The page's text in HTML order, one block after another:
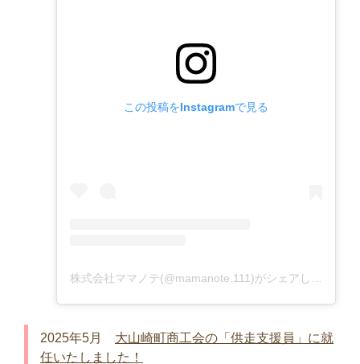
この投稿をInstagramで見る
株式会社ママノテ(@mamanote.111)がシェアした投稿
2025年5月 大山崎町商工会の「供走支援員」に就
任いたしました！